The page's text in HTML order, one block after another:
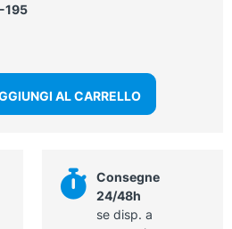
195
AL CARRELLO
Consegne
24/48h
se disp. a